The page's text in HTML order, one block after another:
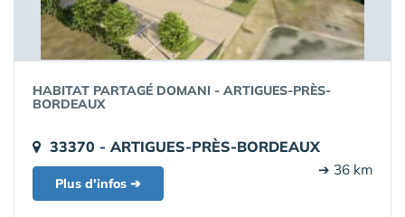
HABITAT PARTAGÉ DOMANI - ARTIGUES-PRÈS-
BORDEAUX
33370 - ARTIGUES-PRÈS-BORDEAUX
➔ 36 km
Plus d'infos ➔